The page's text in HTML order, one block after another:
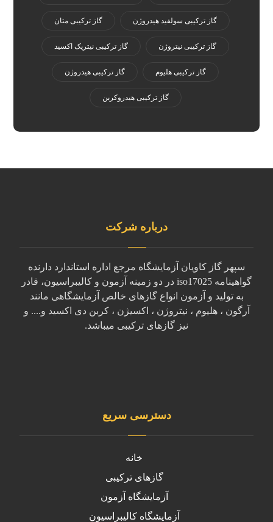
گاز ترکیبی سولفید هیدروژن گاز ترکیبی متان
گاز ترکیبی نیتروژن گاز ترکیبی نیتریک اکسید
گاز ترکیبی هلیوم گاز ترکیبی هیدروژن
گاز ترکیبی هیدروکربن
درباره شرکت
سپهر گاز کاویان آزمایشگاه مرجع اداره استاندارد دارنده
گواهینامه iso17025 در دو زمینه آزمون و کالیبراسیون، قادر
به تولید و آزمون انواع گازهای خالص آزمایشگاهی مانند
آرگون ، هلیوم ، نیتروژن ، اکسیژن ، کربن دی اکسید و.... و
نیز گازهای ترکیبی میباشد.
دسترسی سریع
خانه
گازهای ترکیبی
آزمایشگاه آزمون
آزمایشگاه کالیبراسیون